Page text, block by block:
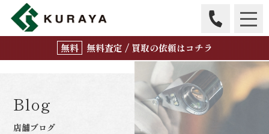
無料査定 / 買取の依頼はコチラ
Blog
店舗ブログ